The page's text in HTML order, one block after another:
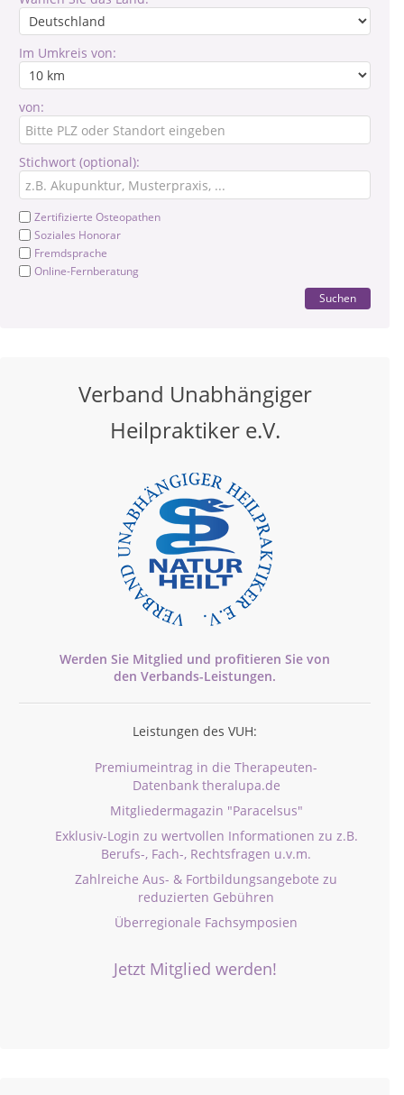
Im Umkreis von:
von:
Stichwort (optional):
Zertifizierte Osteopathen
Soziales Honorar
Fremdsprache
Online-Fernberatung
Suchen
Verband Unabhängiger
Heilpraktiker e.V.
Werden Sie Mitglied und profitieren Sie von
den Verbands-Leistungen.
Leistungen des VUH:
Premiumeintrag in die Therapeuten-
Datenbank theralupa.de
Mitgliedermagazin "Paracelsus"
Exklusiv-Login zu wertvollen Informationen zu z.B.
Berufs-, Fach-, Rechtsfragen u.v.m.
Zahlreiche Aus- & Fortbildungsangebote zu
reduzierten Gebühren
Überregionale Fachsymposien
Jetzt Mitglied werden!